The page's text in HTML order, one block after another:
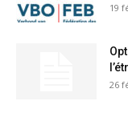
19
26